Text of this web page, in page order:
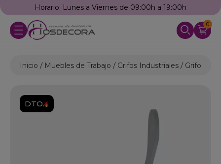
Horario: Lunes a Viernes de 09:00h a 19:00h
0
Inicio Muebles de Trabajo Grifos Industriales Grifos
DTO.